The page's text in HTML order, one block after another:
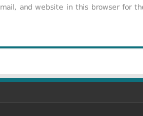
and website in this browser for